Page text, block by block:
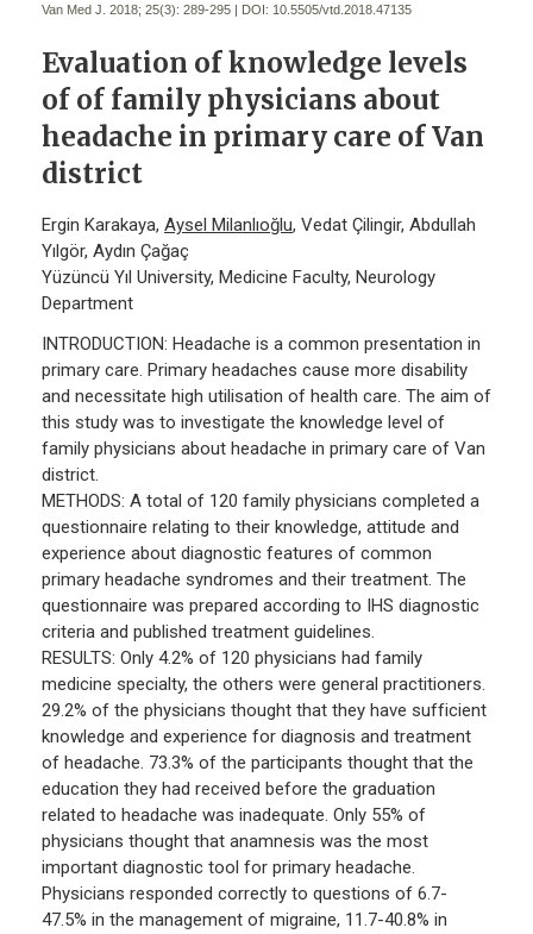
Van Med J. 2018; 25(3): 289-295 | DOI: 10.5505/vtd.2018.47135
Evaluation of knowledge levels
of of family physicians about
headache in primary care of Van
district
Ergin Karakaya, Aysel Milanlıoğlu, Vedat Çilingir, Abdullah
Yılgör, Aydın Çağaç
Yüzüncü Yıl University, Medicine Faculty, Neurology
Department
INTRODUCTION: Headache is a common presentation in
primary care. Primary headaches cause more disability
and necessitate high utilisation of health care. The aim of
this study was to investigate the knowledge level of
family physicians about headache in primary care of Van
district.
METHODS: A total of 120 family physicians completed a
questionnaire relating to their knowledge, attitude and
experience about diagnostic features of common
primary headache syndromes and their treatment. The
questionnaire was prepared according to IHS diagnostic
criteria and published treatment guidelines.
RESULTS: Only 4.2% of 120 physicians had family
medicine specialty, the others were general practitioners.
29.2% of the physicians thought that they have sufficient
knowledge and experience for diagnosis and treatment
of headache. 73.3% of the participants thought that the
education they had received before the graduation
related to headache was inadequate. Only 55% of
physicians thought that anamnesis was the most
important diagnostic tool for primary headache.
Physicians responded correctly to questions of 6.7-
47.5% in the management of migraine, 11.7-40.8% in